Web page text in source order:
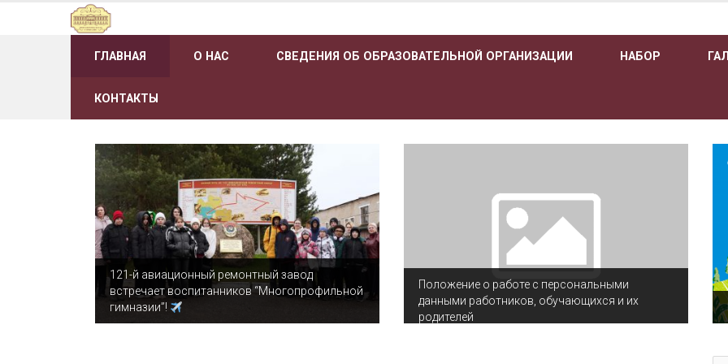
ГЛАВНАЯ О НАС СВЕДЕНИЯ ОБ ОБРАЗОВАТЕЛЬНОЙ ОРГАНИЗАЦИИ НАБОР
КОНТАКТЫ
121-й авиационный ремонтный завод
встречает воспитанников “Многопрофильной
гимназии”!
Положение о работе с персональными
данными работников, обучающихся и их
родителей